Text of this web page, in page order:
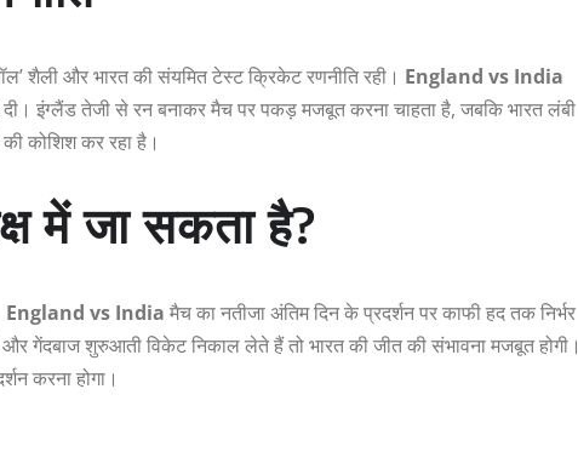
शैली और भारत की संयमित टेस्ट क्रिकेट रणनीति रही। England vs India
इंग्लैंड तेजी से रन बनाकर मैच पर पकड़ मजबूत करना चाहता है, जबकि भारत लंबी
कोशिश कर रहा है।
में जा सकता है?
England vs India मैच का नतीजा अंतिम दिन के प्रदर्शन पर काफी हद तक निर्भर
गेंदबाज शुरुआती विकेट निकाल लेते हैं तो भारत की जीत की संभावना मजबूत होगी।
करना होगा।